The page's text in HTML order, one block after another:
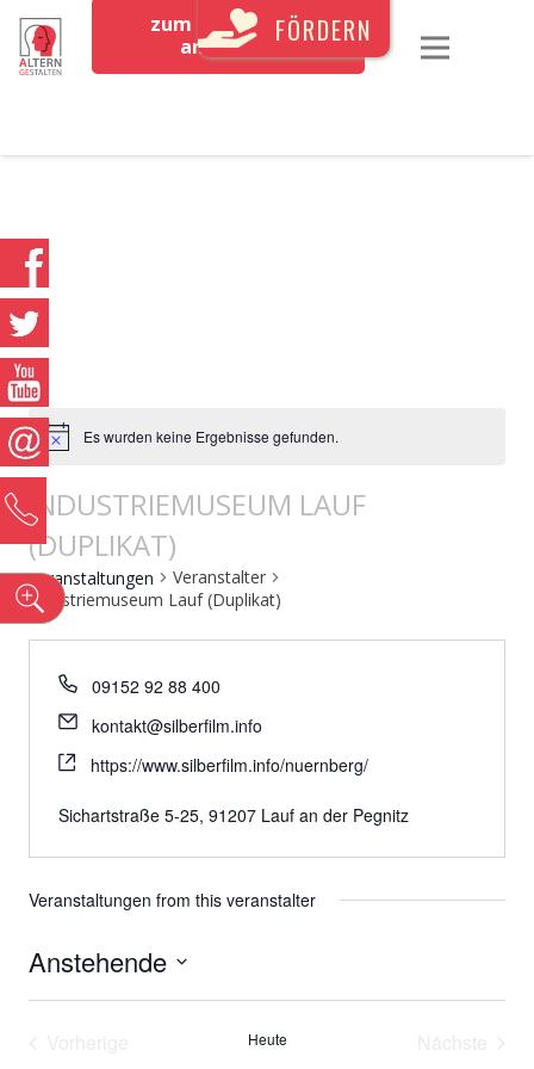
zum Newsletter
anmeldenFÖRDERN
Es wurden keine Ergebnisse gefunden.
INDUSTRIEMUSEUM LAUF
(DUPLIKAT)
Veranstaltungen
Veranstalter
Industriemuseum Lauf (Duplikat)
09152 92 88 400
kontakt@silberfilm.info
https://www.silberfilm.info/nuernberg/
Sichartstraße 5-25, 91207 Lauf an der Pegnitz
Veranstaltungen from this veranstalter
Anstehende
Datum
Heute